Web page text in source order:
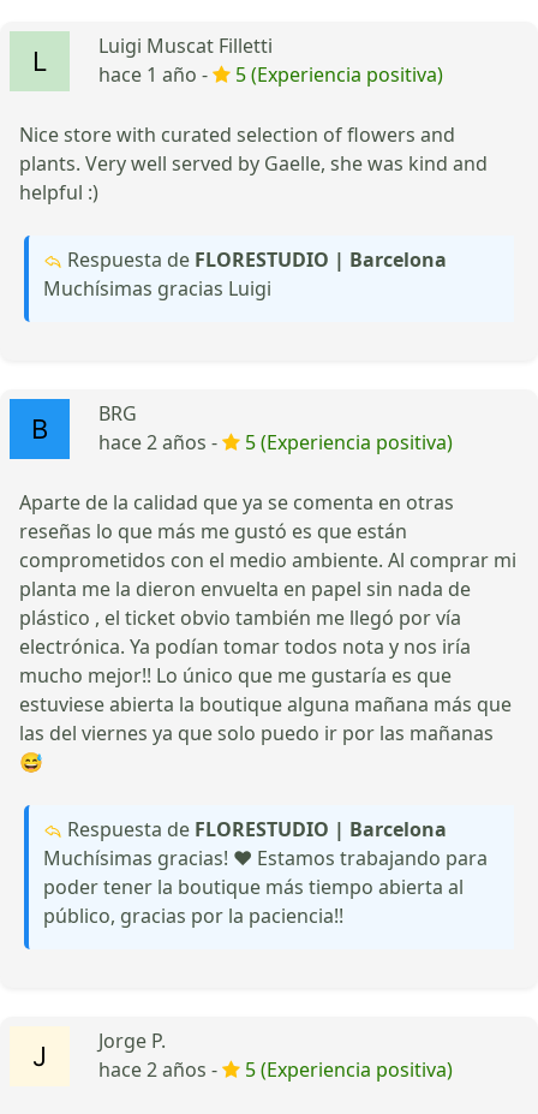
Luigi Muscat Filletti
hace 1 año -
5 (Experiencia positiva)
Nice store with curated selection of flowers and
plants. Very well served by Gaelle, she was kind and
helpful :)
Respuesta de FLORESTUDIO | Barcelona
Muchísimas gracias Luigi
BRG
hace 2 años -
5 (Experiencia positiva)
Aparte de la calidad que ya se comenta en otras
reseñas lo que más me gustó es que están
comprometidos con el medio ambiente. Al comprar mi
planta me la dieron envuelta en papel sin nada de
plástico , el ticket obvio también me llegó por vía
electrónica. Ya podían tomar todos nota y nos iría
mucho mejor!! Lo único que me gustaría es que
estuviese abierta la boutique alguna mañana más que
las del viernes ya que solo puedo ir por las mañanas
😅
Respuesta de FLORESTUDIO | Barcelona
Muchísimas gracias! ❤️ Estamos trabajando para
poder tener la boutique más tiempo abierta al
público, gracias por la paciencia!!
Jorge P.
hace 2 años -
5 (Experiencia positiva)